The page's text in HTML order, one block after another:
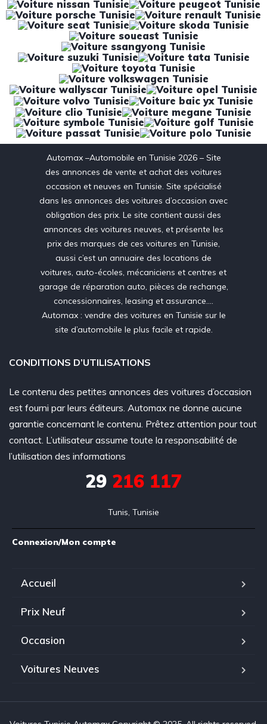
Automax –Automobile en Tunisie 2026 – Site
des annonces de vente et achat des voitures
occasion et neuves en Tunisie. Site spécialisé
dans les annonces des voitures d’occasion avec
obligation des prix. Le site contient aussi des
annonces des voitures neuves, et présente les
prix des marques de ces voitures en Tunisie,
aussi c’est un annuaire des locations de
voitures, auto-écoles, mécaniciens et centres et
garage de réparation auto, pièces de rechange,
concessionnaires, leasing et assurance….
Automax : vendre des voitures en Tunisie sur le
site d’automobile le plus facile et rapide.
CONDITIONS D’UTILISATIONS
Le contenu des petites annonces des voitures d’occasion
est fourni par leurs éditeurs. Automax ne donne aucune
garantie concernant le contenu. Prêtez attention pour tout
contact. L’utilisateur assume toute la responsabilité de
l’utilisation des informations
29 216 117
Tunis, Tunisie
Connexion/Mon compte
Accueil
Prix Neuf
Occasion
Voitures Neuves